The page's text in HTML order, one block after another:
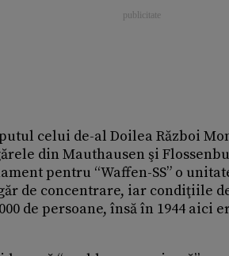
celui de-al Doilea Război
din Mauthausen şi
pentru “Waffen-SS” o
de concentrare, iar condiţiile
de persoane, însă în 1944 aici